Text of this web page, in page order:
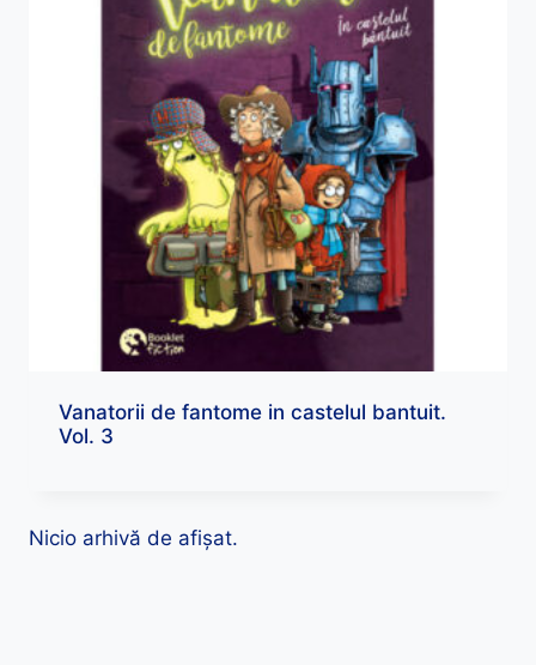
Vanatorii de fantome in castelul bantuit.
Vol. 3
Nicio arhivă de afișat.